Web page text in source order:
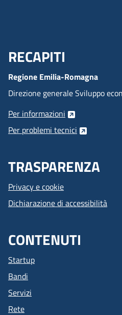
Menu Footer
RECAPITI
Regione Emilia-Romagna
Direzione generale Sviluppo
Per informazioni
Per problemi tecnici
TRASPARENZA
Privacy e cookie
Dichiarazione di accessibilità
CONTENUTI
Startup
Bandi
Servizi
Rete